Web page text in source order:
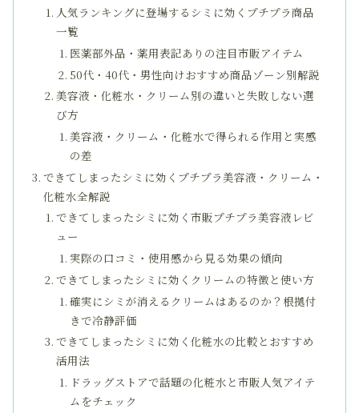
人気ランキングに登場するシミに効くプチプラ商品
一覧
医薬部外品・薬用表記ありの注目市販アイテム
50代・40代・男性向けおすすめ商品ゾーン別解説
美容液・化粧水・クリーム別の違いと失敗しない選
び方
美容液・クリーム・化粧水で得られる作用と実感
の差
できてしまったシミに効くプチプラ美容液・クリーム・
化粧水全解説
できてしまったシミに効く市販プチプラ美容液レビ
ュー
実際の口コミ・使用感から見る効果の傾向
できてしまったシミに効くクリームの特徴と使い方
確実にシミが消えるクリームはあるのか？根拠付
きで冷静評価
できてしまったシミに効く化粧水の比較とおすすめ
活用法
ドラッグストアで話題の化粧水と市販人気アイテ
ムをチェック